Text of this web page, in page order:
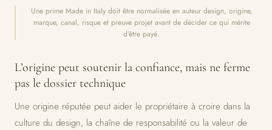
Une prime Made in Italy doit être normalisée en auteur design, origine,
marque, canal, risque et preuve projet avant de décider ce qui mérite
d’être payé.
L’origine peut soutenir la confiance, mais ne ferme
pas le dossier technique
Une origine réputée peut aider le propriétaire à croire dans la
culture du design, la chaîne de responsabilité ou la valeur de